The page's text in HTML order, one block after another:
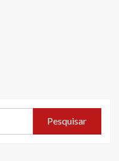
Pesquisar